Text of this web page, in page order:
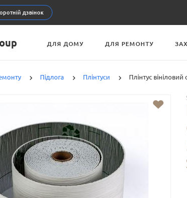
дзвінок
ДЛЯ ДОМУ ДЛЯ РЕМОНТУ
Підлога Плінтуси Плінтус